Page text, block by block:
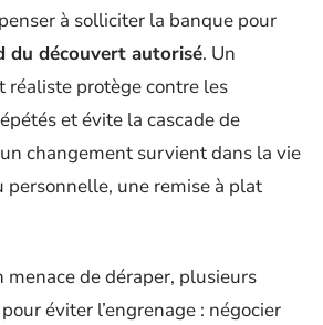
à solliciter la banque pour
du découvert autorisé. Un
réaliste protège contre les
et évite la cascade de
changement survient dans la vie
personnelle, une remise à plat
de déraper, plusieurs
éviter l’engrenage : négocier